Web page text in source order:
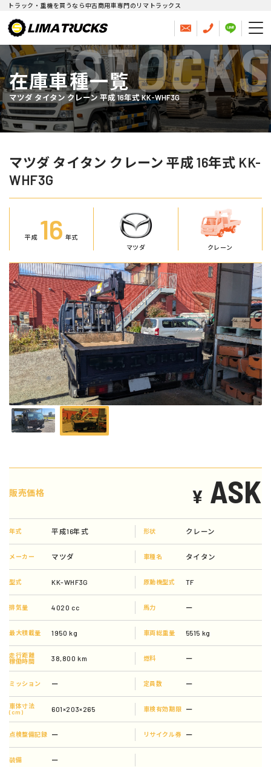
トラック・重機を買うなら中古商用車専門のリマトラックス
在庫車種一覧
マツダ タイタン クレーン 平成 16年式 KK-WHF3G
STOCKS
マツダ タイタン クレーン 平成 16年式 KK-
WHF3G
平成 16 年式
マツダ
クレーン
販売価格 ¥ ASK
年式 平成16年式 形状 クレーン
メーカー マツダ 車種名 タイタン
型式 KK-WHF3G 原動機型式 TF
排気量 4020 cc 馬力 ー
最大積載量 1950 kg 車両総重量 5515 kg
走行距離
稼働時間
38,800 km 燃料 ー
ミッション ー 定員数 ー
車体寸法
(cm)
601×203×265 車検有効期限 ー
点検整備記録 ー リサイクル券 ー
装備 ー